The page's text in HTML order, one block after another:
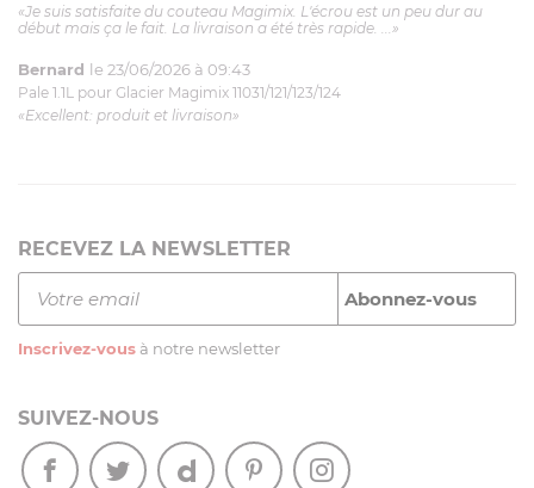
«Je suis satisfaite du couteau Magimix. L'écrou est un peu dur au
début mais ça le fait. La livraison a été très rapide. ...»
Bernard le 23/06/2026 à 09:43
Pale 1.1L pour Glacier Magimix 11031/121/123/124
«Excellent: produit et livraison»
RECEVEZ LA NEWSLETTER
Inscrivez-vous à notre newsletter
SUIVEZ-NOUS